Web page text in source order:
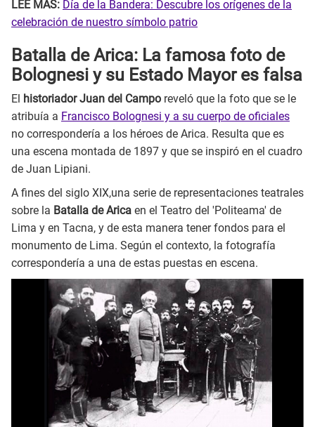
LEE MÁS: Día de la Bandera: Descubre los orígenes de la
celebración de nuestro símbolo patrio
Batalla de Arica: La famosa foto de
Bolognesi y su Estado Mayor es falsa
El historiador Juan del Campo reveló que la foto que se le
atribuía a Francisco Bolognesi y a su cuerpo de oficiales
no correspondería a los héroes de Arica. Resulta que es
una escena montada de 1897 y que se inspiró en el cuadro
de Juan Lipiani.
A fines del siglo XIX,una serie de representaciones teatrales
sobre la Batalla de Arica en el Teatro del 'Politeama' de
Lima y en Tacna, y de esta manera tener fondos para el
monumento de Lima. Según el contexto, la fotografía
correspondería a una de estas puestas en escena.